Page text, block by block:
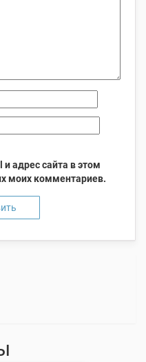
адрес сайта в этом
моих комментариев.